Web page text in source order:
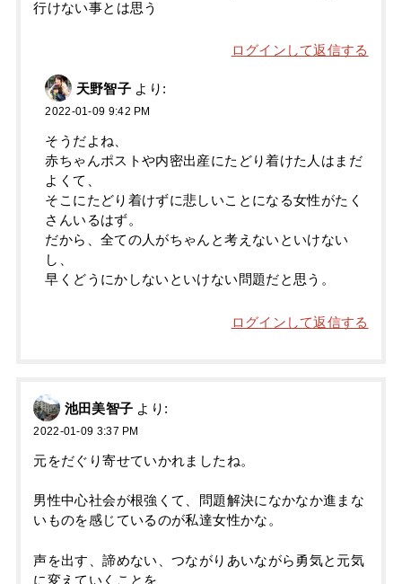
行けない事とは思う
ログインして返信する
天野智子 より:
2022-01-09 9:42 PM
そうだよね、
赤ちゃんポストや内密出産にたどり着けた人はまだ
よくて、
そこにたどり着けずに悲しいことになる女性がたく
さんいるはず。
だから、全ての人がちゃんと考えないといけない
し、
早くどうにかしないといけない問題だと思う。
ログインして返信する
池田美智子 より:
2022-01-09 3:37 PM
元をだぐり寄せていかれましたね。
男性中心社会が根強くて、問題解決になかなか進まな
いものを感じているのが私達女性かな。
声を出す、諦めない、つながりあいながら勇気と元気
に変えていくことを